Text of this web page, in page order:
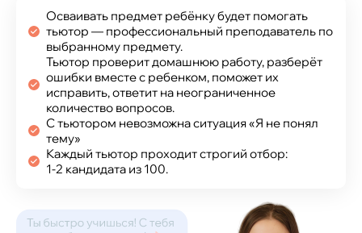
Осваивать предмет ребёнку будет помогать
тьютор — профессиональный преподаватель по
выбранному предмету.
Тьютор проверит домашнюю работу, разберёт
ошибки вместе с ребенком, поможет их
исправить, ответит на неограниченное
количество вопросов.
С тьютором невозможна ситуация «Я не понял
тему»
Каждый тьютор проходит строгий отбор:
1‑2 кандидата из 100.